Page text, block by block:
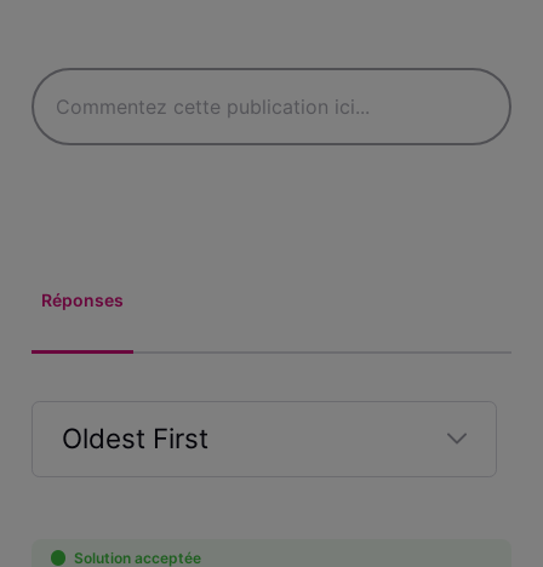
Réponses
Oldest First
First
Solution acceptée